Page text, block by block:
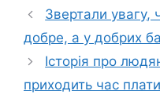
Звертали увагу,
добре, а у добрих
Історія про
приходить час